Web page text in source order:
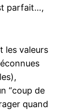
parfait…,
les valeurs
“coup de
quand